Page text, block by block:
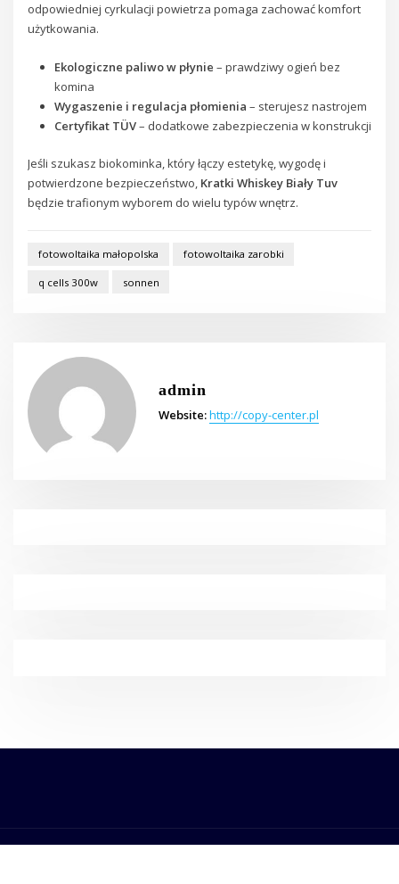
odpowiedniej cyrkulacji powietrza pomaga zachować komfort
użytkowania.
Ekologiczne paliwo w płynie – prawdziwy ogień bez
komina
Wygaszenie i regulacja płomienia – sterujesz nastrojem
Certyfikat TÜV– dodatkowe zabezpieczenia w konstrukcji
Jeśli szukasz biokominka, który łączy estetykę, wygodę i
potwierdzone bezpieczeństwo, Kratki Whiskey Biały Tuv
będzie trafionym wyborem do wielu typów wnętrz.
fotowoltaika małopolska fotowoltaika zarobki
q cells 300w sonnen
admin
Website:http://copy-center.pl